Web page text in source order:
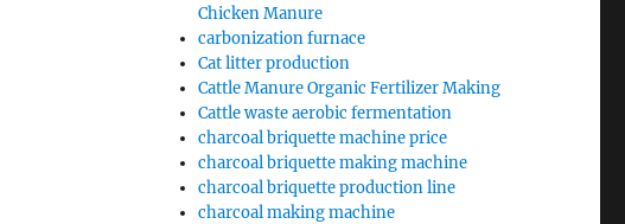
Chicken Manure
carbonization furnace
Cat litter production
Cattle Manure Organic Fertilizer Making
Cattle waste aerobic fermentation
charcoal briquette machine price
charcoal briquette making machine
charcoal briquette production line
charcoal making machine